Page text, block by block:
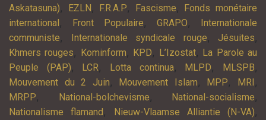
Askatasuna), EZLN , F.R.A.P, Fascisme,
Fonds monétaire
international , Front Populaire, GRAPO,
Internationale
communiste, Internationale syndicale rouge, Jésuites,
Khmers rouges, Kominform, KPD, L’Izostat, La Parole au
Peuple (PAP), LCR, Lotta continua, MLPD, MLSPB,
Mouvement du 2 Juin, Mouvement Islam, MPP, MRI ,
MRPP, National-bolchevisme, National-socialisme,
Nationalisme flamand , Nieuw-Vlaamse Alliantie (N-VA),